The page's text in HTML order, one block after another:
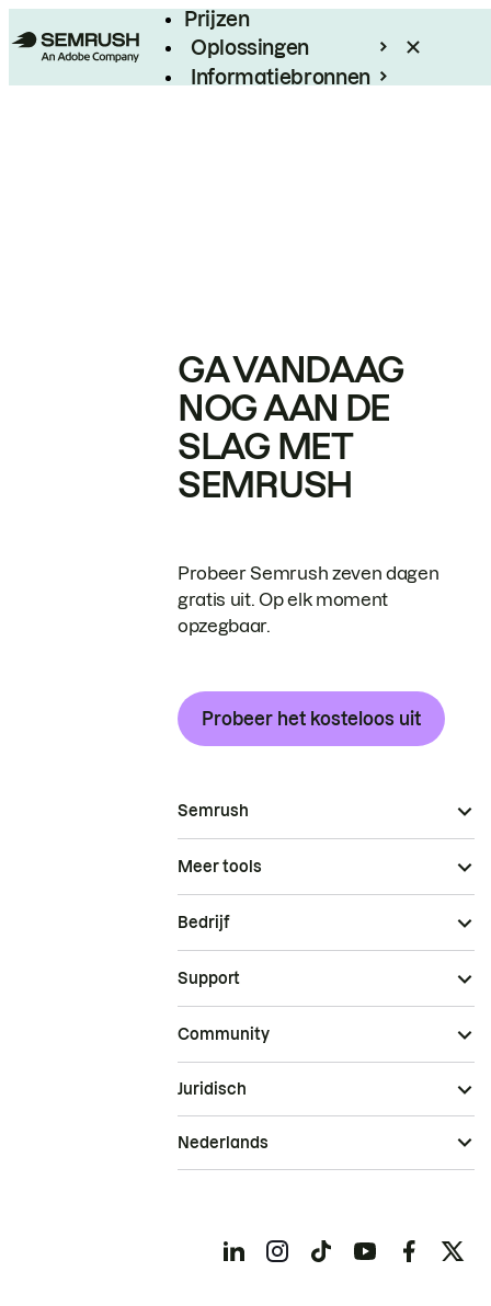
Prijzen
Oplossingen
Informatiebronnen
GA VANDAAG
NOG AAN DE
SLAG MET
SEMRUSH
Probeer Semrush zeven dagen
gratis uit. Op elk moment
opzegbaar.
Probeer het kosteloos uit
Semrush
Meer tools
Bedrijf
Support
Community
Juridisch
Nederlands